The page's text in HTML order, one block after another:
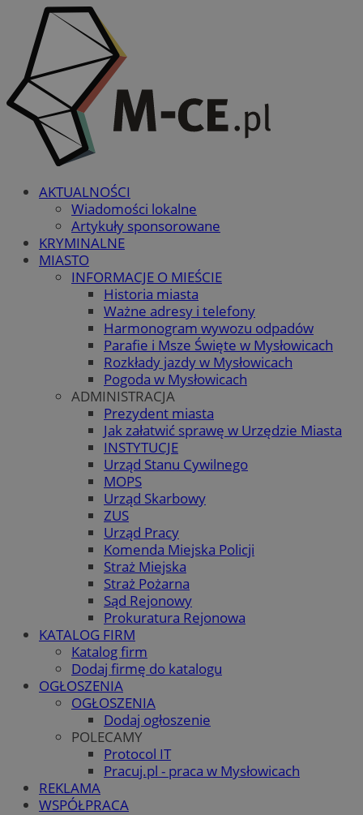
AKTUALNOŚCI
Wiadomości lokalne
Artykuły sponsorowane
KRYMINALNE
MIASTO
INFORMACJE O MIEŚCIE
Historia miasta
Ważne adresy i telefony
Harmonogram wywozu odpadów
Parafie i Msze Święte w Mysłowicach
Rozkłady jazdy w Mysłowicach
Pogoda w Mysłowicach
ADMINISTRACJA
Prezydent miasta
Jak załatwić sprawę w Urzędzie Miasta
INSTYTUCJE
Urząd Stanu Cywilnego
MOPS
Urząd Skarbowy
ZUS
Urząd Pracy
Komenda Miejska Policji
Straż Miejska
Straż Pożarna
Sąd Rejonowy
Prokuratura Rejonowa
KATALOG FIRM
Katalog firm
Dodaj firmę do katalogu
OGŁOSZENIA
OGŁOSZENIA
Dodaj ogłoszenie
POLECAMY
Protocol IT
Pracuj.pl - praca w Mysłowicach
REKLAMA
WSPÓŁPRACA